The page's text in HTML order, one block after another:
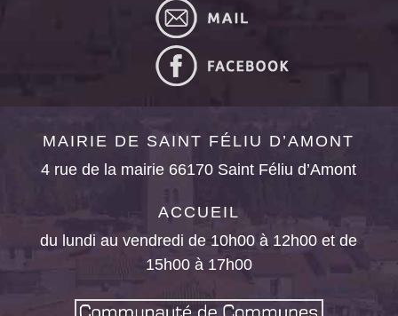
MAIRIE DE SAINT FÉLIU D’AMONT
4 rue de la mairie 66170 Saint Féliu d’Amont
ACCUEIL
du lundi au vendredi de 10h00 à 12h00 et de
15h00 à 17h00